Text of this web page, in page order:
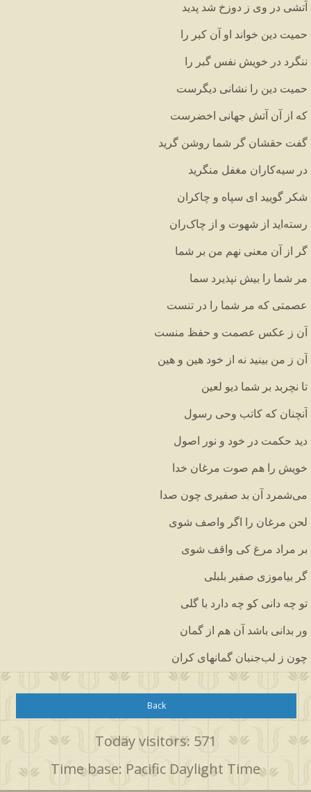
آتشی در وی ز دوزخ شد پدید
حمیت دین خواند او آن کبر را
ننگرد در خویش نفس گبر را
حمیت دین را نشانی دیگرست
که از آن آتش جهانی اخضرست
گفت حقشان گر شما روشن گرید
در سیهکاران مغفل منگرید
شکر گویید ای سپاه و چاکران
رسته اید از شهوت و از چاکران
گر از آن معنی نهم من بر شما
مر شما را بیش نپذیرد سما
عصمتی که مر شما را در تنست
آن ز عکس عصمت و حفظ منست
آن ز من بینید نه از خود هین و هین
تا نچربد بر شما دیو لعین
آنچنان که کاتب وحی رسول
دید حکمت در خود و نور اصول
خویش را هم صوت مرغان خدا
میشمرد آن بد صفیری چون صدا
لحن مرغان را اگر واصف شوی
بر مراد مرغ کی واقف شوی
گر بیاموزی صفیر بلبلی
تو چه دانی کو چه دارد با گلی
ور بدانی باشد آن هم از گمان
چون ز لبجنبان گمانهای کران
Back
Today visitors: 571
Time base: Pacific Daylight Time